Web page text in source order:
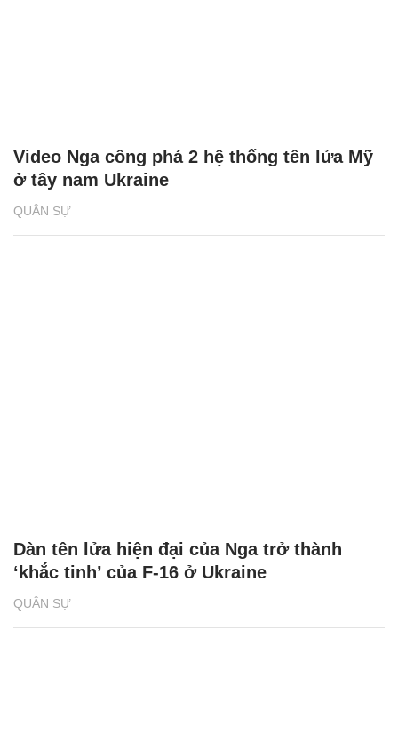
QUÂN SỰ
Video Nga công phá 2 hệ thống tên lửa Mỹ
ở tây nam Ukraine
QUÂN SỰ
Dàn tên lửa hiện đại của Nga trở thành
‘khắc tinh’ của F-16 ở Ukraine